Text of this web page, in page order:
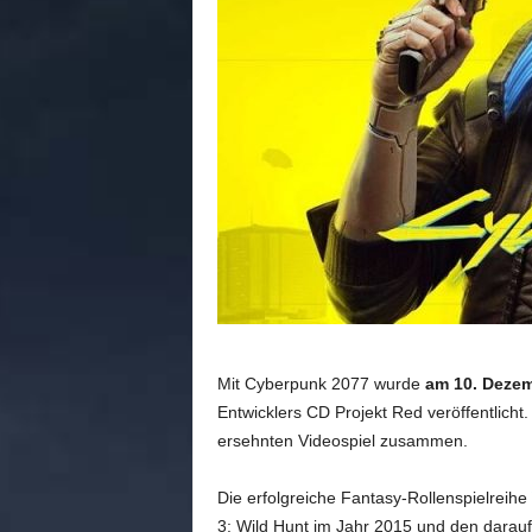
Mit Cyberpunk 2077 wurde am 10.
Entwicklers CD Projekt Red
ersehnten Videospiel zusammen.
Die erfolgreiche Fantasy-Rollenspielreihe
3: Wild Hunt im Jahr 2015 und den